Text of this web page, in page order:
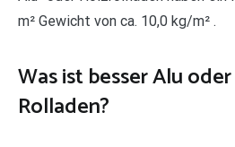
m² Gewicht von ca. 10,0 kg/m² .
Was ist besser Alu
Rolladen?